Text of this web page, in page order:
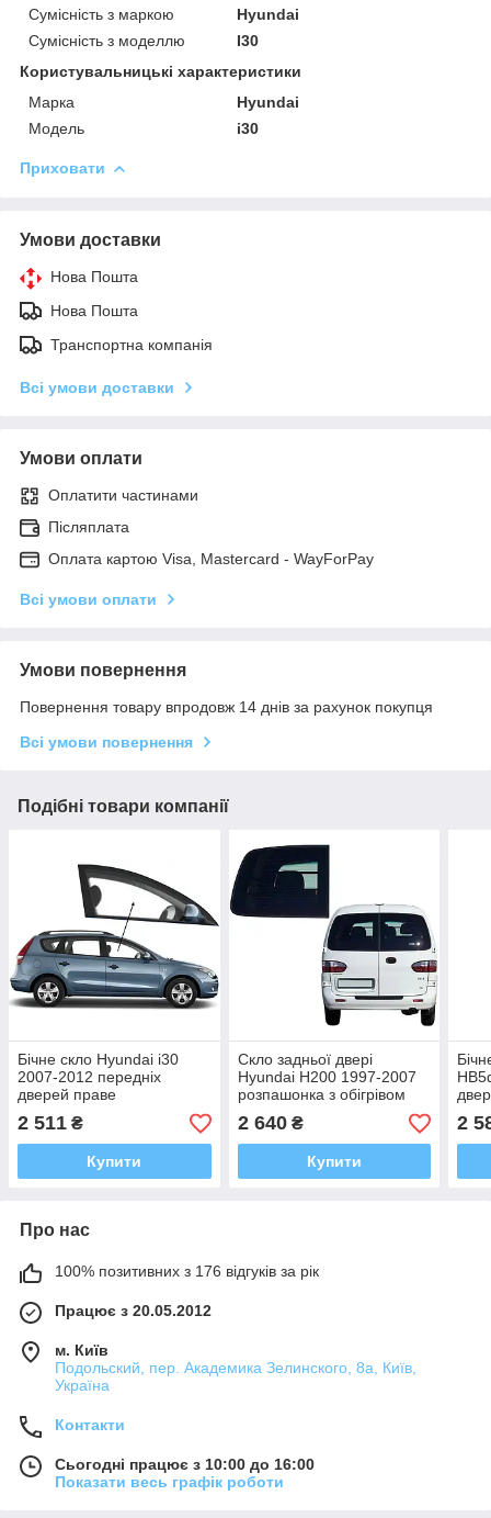
Сумісність з маркою
Hyundai
Сумісність з моделлю
I30
Користувальницькі характеристики
Марка
Hyundai
Модель
i30
Приховати
Умови доставки
Нова Пошта
Нова Пошта
Транспортна компанія
Всі умови доставки
Умови оплати
Оплатити частинами
Післяплата
Оплата картою Visa, Mastercard - WayForPay
Всі умови оплати
Умови повернення
Повернення товару впродовж 14 днів за рахунок покупця
Всі умови повернення
Подібні товари компанії
Бічне скло Hyundai i30
2007-2012 передніх
дверей праве
2 511 ₴
Купити
Скло задньої двері
Hyundai H200 1997-2007
розпашонка з обігрівом
ліве
2 640₴
Купити
2
Про нас
100% позитивних з 176 відгуків за рік
Працює з 20.05.2012
м. Київ
Подольский, пер. Академика Зелинского, 8а, Київ,
Україна
Контакти
Сьогодні працює з 10:00 до 16:00
Показати весь графік роботи